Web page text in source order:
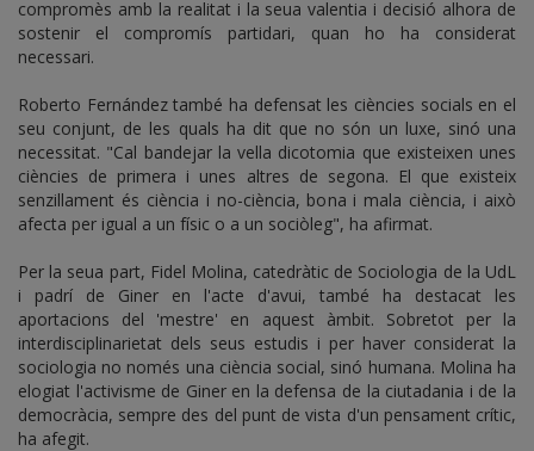
compromès amb la realitat i la seua valentia i decisió alhora de
sostenir el compromís partidari, quan ho ha considerat
necessari.
Roberto Fernández també ha defensat les ciències socials en el
seu conjunt, de les quals ha dit que no són un luxe, sinó una
necessitat. "Cal bandejar la vella dicotomia que existeixen unes
ciències de primera i unes altres de segona. El que existeix
senzillament és ciència i no-ciència, bona i mala ciència, i això
afecta per igual a un físic o a un sociòleg", ha afirmat.
Per la seua part, Fidel Molina, catedràtic de Sociologia de la UdL
i padrí de Giner en l'acte d'avui, també ha destacat les
aportacions del 'mestre' en aquest àmbit. Sobretot per la
interdisciplinarietat dels seus estudis i per haver considerat la
sociologia no només una ciència social, sinó humana. Molina ha
elogiat l'activisme de Giner en la defensa de la ciutadania i de la
democràcia, sempre des del punt de vista d'un pensament crític,
ha afegit.